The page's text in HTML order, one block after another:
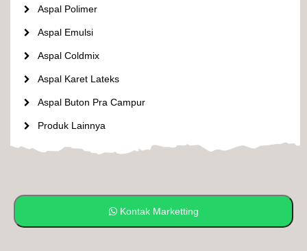
Aspal Polimer
Aspal Emulsi
Aspal Coldmix
Aspal Karet Lateks
Aspal Buton Pra Campur
Produk Lainnya
Kontak Marketting